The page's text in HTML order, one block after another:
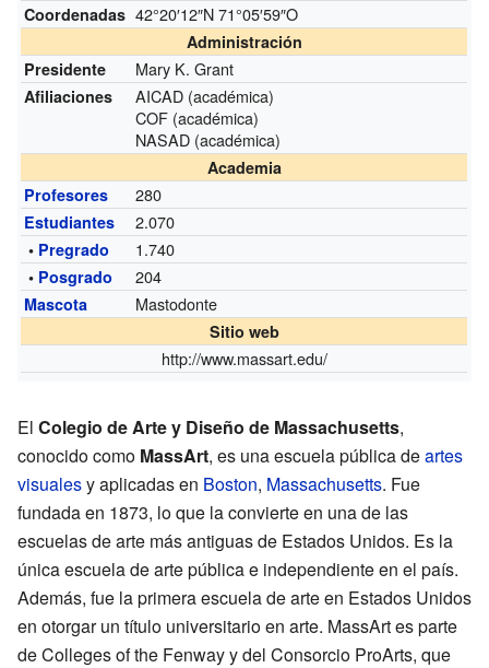
Coordenadas 42°20′12″N71°05′59″O
Administración
Presidente
Mary K. Grant
Afiliaciones AICAD (académica)
COF (académica)
NASAD (académica)
Academia
Profesores
280
Estudiantes 2.070
• Pregrado 1.740
• Posgrado 204
Mascota Mastodonte
Sitio web
http://www.massart.edu/
El Colegio de Arte y Diseño de Massachusetts,
conocido como MassArt, es una escuela pública deartes
visualesy aplicadas en Boston, Massachusetts. Fue
fundada en 1873, lo que la convierte en una de las
escuelas de arte más antiguas de Estados Unidos. Es la
única escuela de arte pública e independiente en el país.
Además, fue la primera escuela de arte en Estados Unidos
en otorgar un título universitario en arte. MassArt es parte
de Colleges of the Fenway y del Consorcio ProArts, que